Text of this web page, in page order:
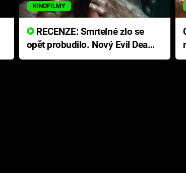
KINOFILMY
RECENZE: Smrtelné zlo se
opět probudilo. Nový Evil Dead
přichází s neodolatelnou